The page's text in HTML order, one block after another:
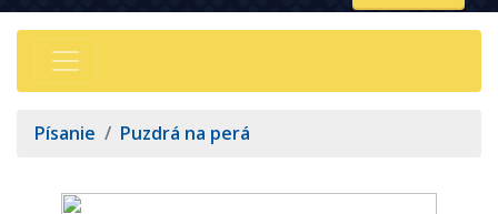
Písanie / Puzdrá na perá